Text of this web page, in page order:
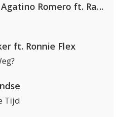
Jamoxy & Agatino Romero ft. Raffaella Carrà
ft. Ronnie Flex
Tijd